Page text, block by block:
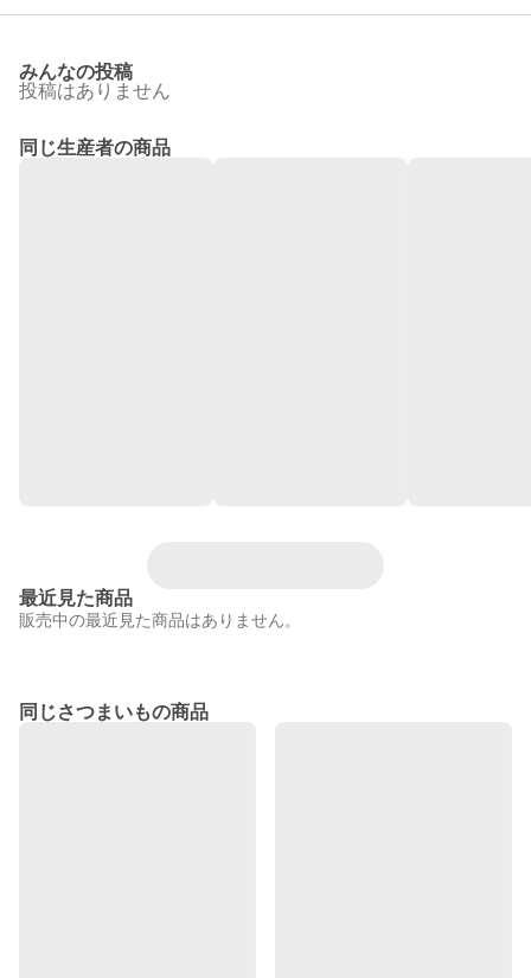
みんなの投稿
投稿はありません
同じ生産者の商品
最近見た商品
販売中の最近見た商品はありません。
同じさつまいもの商品